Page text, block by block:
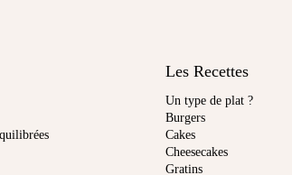
Les Recettes
Un type de plat ?
Burgers
Cakes
Cheesecakes
Gratins